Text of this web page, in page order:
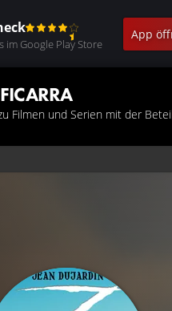
im Google Play Store
App
Filmen und Serien mit der